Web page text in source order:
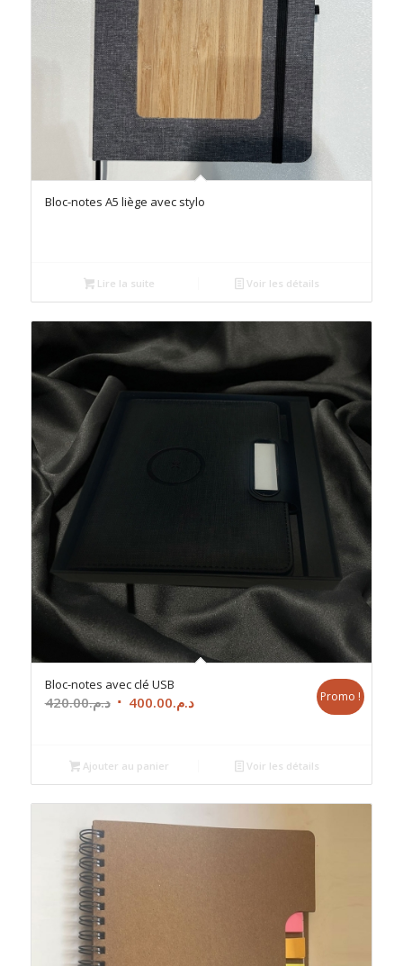
Bloc-notes A5 liège avec stylo
Lire la suite Voir les détails
Bloc-notes avec clé USB
د.م.420.00
Le
était :
د.م.420.00.
د.م.400.00
Le
د.م.400.00.
Promo !
Ajouter au panier Voir les détails